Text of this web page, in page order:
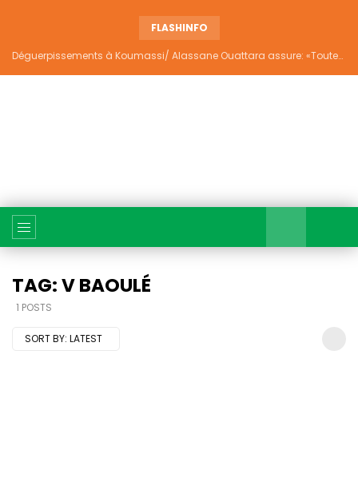
FLASHINFO
Déguerpissements à Koumassi/ Alassane Ouattara assure: «Toutes les responsabilités seront établies et elles donneront lieu aux sanctions prévues par la loi»
TAG: V BAOULÉ
1 POSTS
SORT BY: LATEST